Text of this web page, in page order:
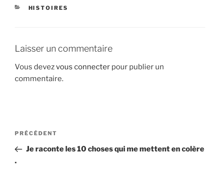
CATÉGORIES
HISTOIRES
Laisser un commentaire
Vous devezvous connecter pour publier un
commentaire.
Navigation
l’article
Article
précédent
PRÉCÉDENT
Je raconte les 10 choses qui me mettent en colère
.